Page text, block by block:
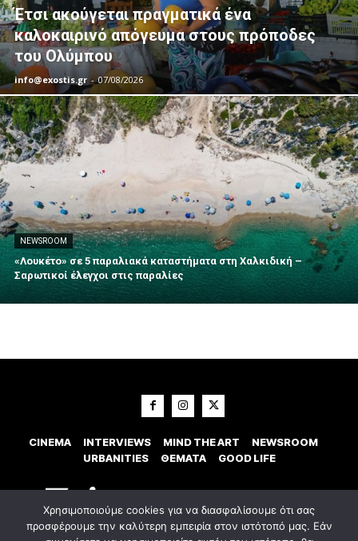
Έτσι ακούγεται πραγματικά ένα
καλοκαιρινό απόγευμα στους πρόποδες
του Ολύμπου
info@exostis.gr - 07/08/2026
NEWSROOM
«Λουκέτο» σε 5 παραλιακά καταστήματα στη Χαλκιδική –
Σαρωτικοί έλεγχοι στις παραλίες
CINEMA INTERVIEWS MIND THE ART
NEWSROOM
URBANITIES
ΘΕΜΑΤΑ GOOD LIFE
Χρησιμοποιούμε cookies για να διασφαλίσουμε ότι σας
προσφέρουμε την καλύτερη εμπειρία στον ιστότοπό μας. Εάν